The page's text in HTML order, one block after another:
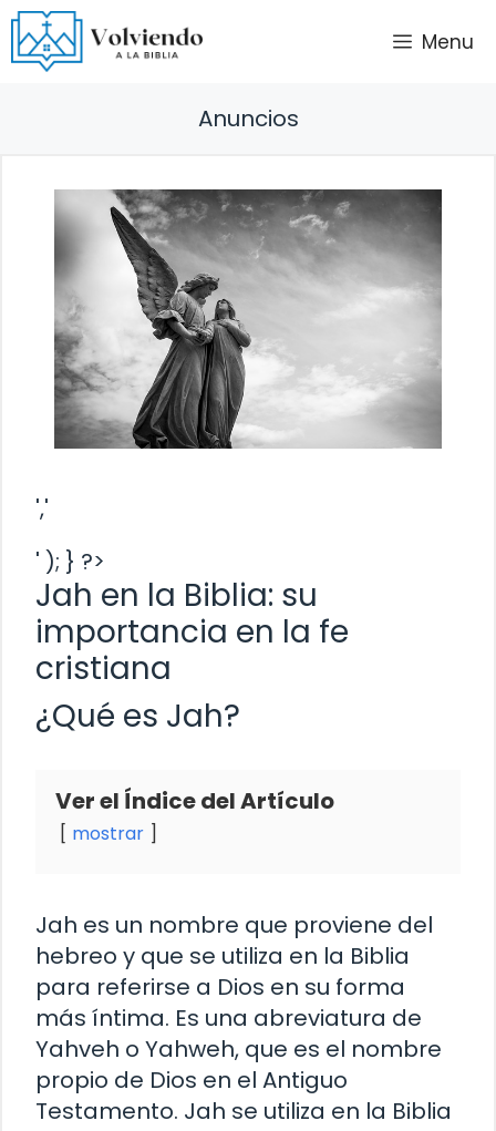
Saltar
al
contenido
Menu
Anuncios
','
' ); } ?>
Jah en la Biblia: su
importancia en la fe
cristiana
¿Qué es Jah?
Ver el Índice del Artículo
mostrar
Jah es un nombre que proviene del
hebreo y que se utiliza en la Biblia
para referirse a Dios en su forma
más íntima. Es una abreviatura de
Yahveh o Yahweh, que es el nombre
propio de Dios en el Antiguo
Testamento. Jah se utiliza en la Biblia